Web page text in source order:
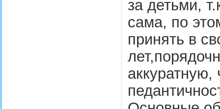
за детьми,
сама, по
принять в
аккуратную,